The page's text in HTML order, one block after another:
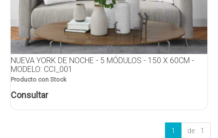
NUEVA YORK DE NOCHE - 5 MÓDULOS - 150 X 60CM -
MODELO: CCI_001
Producto con Stock
Consultar
1 de 1